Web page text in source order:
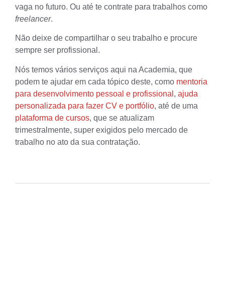
vaga no futuro. Ou até te contrate para trabalhos como
freelancer.
Não deixe de compartilhar o seu trabalho e procure
sempre ser profissional.
Nós temos vários serviços aqui na Academia, que
podem te ajudar em cada tópico deste, como mentoria
para desenvolvimento pessoal e profissional , ajuda
personalizada para fazer CV e portfólio, até de uma
plataforma de cursos, que se atualizam
trimestralmente, super exigidos pelo mercado de
trabalho no ato da sua contratação.